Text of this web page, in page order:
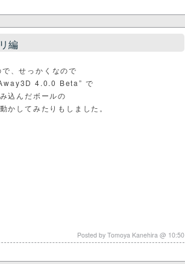
編
、せっかくなので
4.0.0 Beta” で
込んだボールの
かしてみたりもしました。
Posted by Tomoya Kanehira @ 10:50